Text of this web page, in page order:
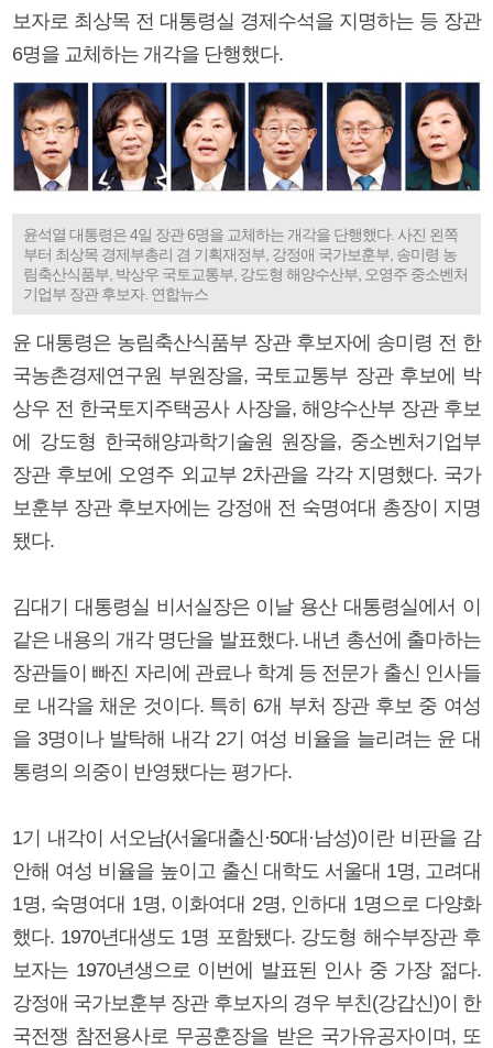
보자로 최상목 전 대통령실 경제수석을 지명하는 등 장관
6명을 교체하는 개각을 단행했다.
윤석열 대통령은 4일 장관 6명을 교체하는 개각을 단행했다. 사진 왼쪽
부터 최상목 경제부총리 겸 기획재정부, 강정애 국가보훈부, 송미령 농
림축산식품부, 박상우 국토교통부, 강도형 해양수산부, 오영주 중소벤처
기업부 장관 후보자. 연합뉴스
윤 대통령은 농림축산식품부 장관 후보자에 송미령 전 한
국농촌경제연구원 부원장을, 국토교통부 장관 후보에 박
상우 전 한국토지주택공사 사장을, 해양수산부 장관 후보
에 강도형 한국해양과학기술원 원장을, 중소벤처기업부
장관 후보에 오영주 외교부 2차관을 각각 지명했다. 국가
보훈부 장관 후보자에는 강정애 전 숙명여대 총장이 지명
됐다.
김대기 대통령실 비서실장은 이날 용산 대통령실에서 이
같은 내용의 개각 명단을 발표했다. 내년 총선에 출마하는
장관들이 빠진 자리에 관료나 학계 등 전문가 출신 인사들
로 내각을 채운 것이다. 특히 6개 부처 장관 후보 중 여성
을 3명이나 발탁해 내각 2기 여성 비율을 늘리려는 윤 대
통령의 의중이 반영됐다는 평가다.
1기 내각이 서오남(서울대출신·50대·남성)이란 비판을 감
안해 여성 비율을 높이고 출신 대학도 서울대 1명, 고려대
1명, 숙명여대 1명, 이화여대 2명, 인하대 1명으로 다양화
했다. 1970년대생도 1명 포함됐다. 강도형 해수부장관 후
보자는 1970년생으로 이번에 발표된 인사 중 가장 젊다.
강정애 국가보훈부 장관 후보자의 경우 부친(강갑신)이 한
국전쟁 참전용사로 무공훈장을 받은 국가유공자이며, 또